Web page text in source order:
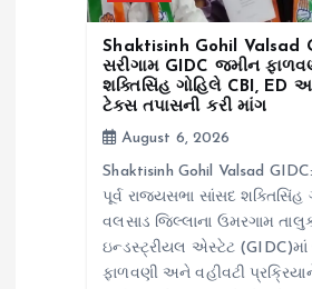
Shaktisinh Gohil Valsad
સરીગામ GIDC જમીન
શક્તિસિંહ ગોહિલે CBI, ED
ટેક્સ તપાસની કરી માંગ
August 6, 2026
Shaktisinh Gohil Valsad
પૂર્વ રાજ્યસભા સાંસદ શક્તિસિંહ
વલસાડ જિલ્લાના ઉમરગામ
ઇન્ડસ્ટ્રીયલ એસ્ટેટ
ફાળવણી અને વહીવટી